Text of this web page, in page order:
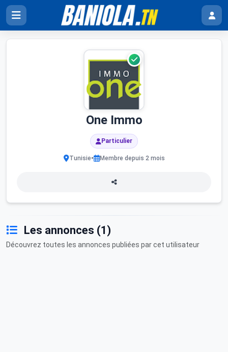
One Immo
Particulier
Tunisie• Membre depuis 2 mois
Les annonces (1)
Découvrez toutes les annonces publiées par cet utilisateur